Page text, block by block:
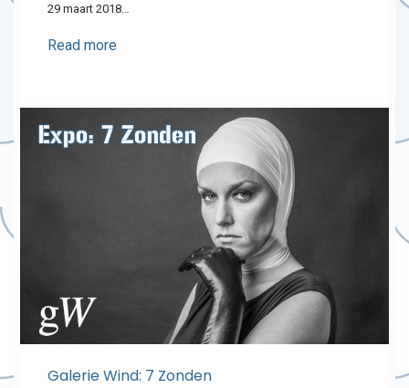
29 maart 2018…
Read more
Galerie Wind: 7 Zonden